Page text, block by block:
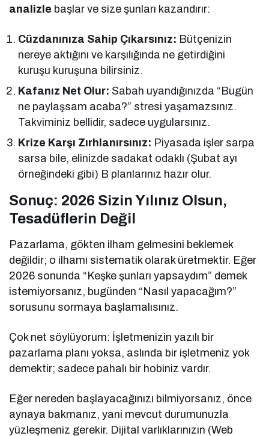
analizle başlar ve size şunları kazandırır:
Cüzdanınıza Sahip Çıkarsınız: Bütçenizin
nereye aktığını ve karşılığında ne getirdiğini
kuruşu kuruşuna bilirsiniz.
Kafanız Net Olur: Sabah uyandığınızda “Bugün
ne paylaşsam acaba?” stresi yaşamazsınız.
Takviminiz bellidir, sadece uygularsınız.
Krize Karşı Zırhlanırsınız: Piyasada işler sarpa
sarsa bile, elinizde sadakat odaklı (Şubat ayı
örneğindeki gibi) B planlarınız hazır olur.
Sonuç: 2026 Sizin Yılınız Olsun,
Tesadüflerin Değil
Pazarlama, gökten ilham gelmesini beklemek
değildir; o ilhamı sistematik olarak üretmektir. Eğer
2026 sonunda “Keşke şunları yapsaydım” demek
istemiyorsanız, bugünden “Nasıl yapacağım?”
sorusunu sormaya başlamalısınız.
Çok net söylüyorum: İşletmenizin yazılı bir
pazarlama planı yoksa, aslında bir işletmeniz yok
demektir; sadece pahalı bir hobiniz vardır.
Eğer nereden başlayacağınızı bilmiyorsanız, önce
aynaya bakmanız, yani mevcut durumunuzla
yüzleşmeniz gerekir. Dijital varlıklarınızın (Web